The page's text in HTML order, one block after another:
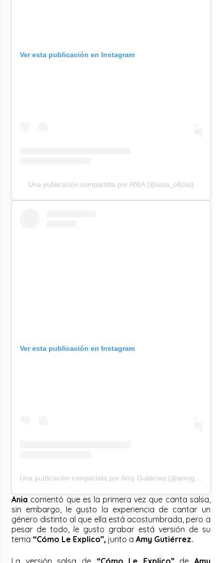
Ver esta publicación en Instagram
Una publicación compartida por ANIA (@ania_oficial)
Ver esta publicación en Instagram
Ania comentó que es la primera vez que canta salsa,
sin embargo, le gusto la experiencia de cantar un
género distinto al que ella está acostumbrada, pero a
pesar de todo, le gusto grabar está versión de su
tema “Cómo Le Explico”, junto aAmy Gutiérrez.
La versión salsa de “Cómo Le Explico”de Amy